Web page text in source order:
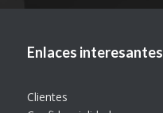
Enlaces interesantes
Clientes